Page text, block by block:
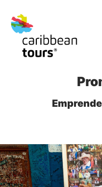
Cuenta con
Tipos de
Estilos de